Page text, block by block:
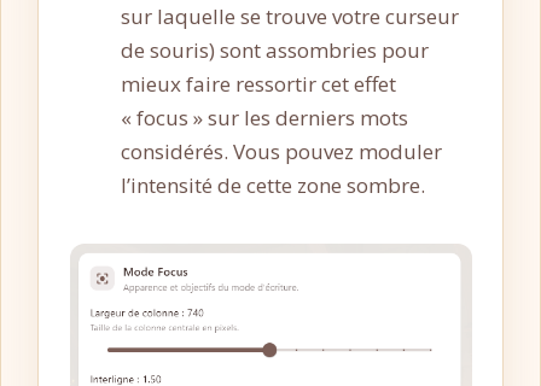
sur laquelle se trouve votre curseur
de souris) sont assombries pour
mieux faire ressortir cet effet
« focus » sur les derniers mots
considérés. Vous pouvez moduler
l’intensité de cette zone sombre.